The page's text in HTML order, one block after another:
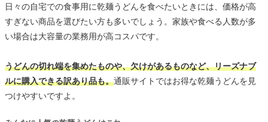
日々の自宅での食事用に乾麺うどんを食べたいときには、価格が高
すぎない商品を選びたい方も多いでしょう。家族や食べる人数が多
い場合は大容量の業務用が高コスパです。
うどんの切れ端を集めたものや、欠けがあるものなど、リーズナブ
ルに購入できる訳あり品も。通販サイトではお得な乾麺うどんを見
つけやすいですよ。